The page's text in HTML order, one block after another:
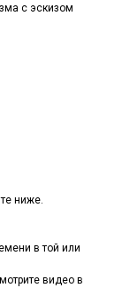
с эскизом
ниже.
в той или
видео в